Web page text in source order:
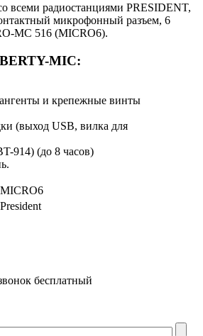
всеми радиостанциями PRESIDENT,
микрофонный разъем, 6
MC 516 (MICRO6).
MIC:
и крепежные винты
(выход USB, вилка для
914) (до 8 часов)
MICRO6
President
бесплатный